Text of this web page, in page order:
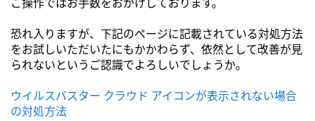
恐れ入りますが、下記のページに記載されている対処方法
をお試しいただいたにもかかわらず、依然として改善が見
られないというご認識でよろしいでしょうか。
ウイルスバスター クラウド アイコンが表示されない場合
の対処方法